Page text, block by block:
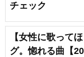
チェック
【女性に歌って
グ。惚れる曲【